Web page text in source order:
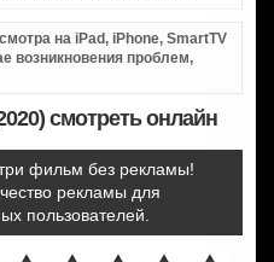
на iPad, iPhone, SmartTV
возникновения проблем,
смотреть онлайн
фильм без рекламы!
рекламы для
пользователей.